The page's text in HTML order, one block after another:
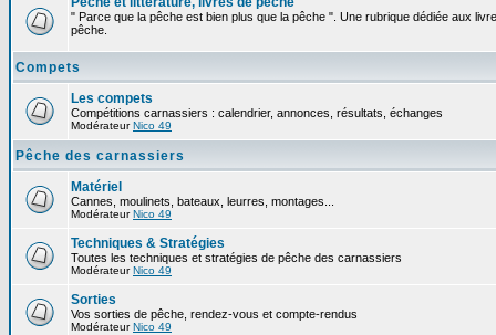
" Parce que la pêche est bien plus que la pêche ". Une rubrique dédiée aux
pêche.
Compets
Les compets
Compétitions carnassiers : calendrier, annonces, résultats, échanges
ModérateurNico 49
Pêche des carnassiers
Matériel
Cannes, moulinets, bateaux, leurres, montages...
ModérateurNico 49
Techniques & Stratégies
Toutes les techniques et stratégies de pêche des carnassiers
ModérateurNico 49
Sorties
Vos sorties de pêche, rendez-vous et compte-rendus
ModérateurNico 49